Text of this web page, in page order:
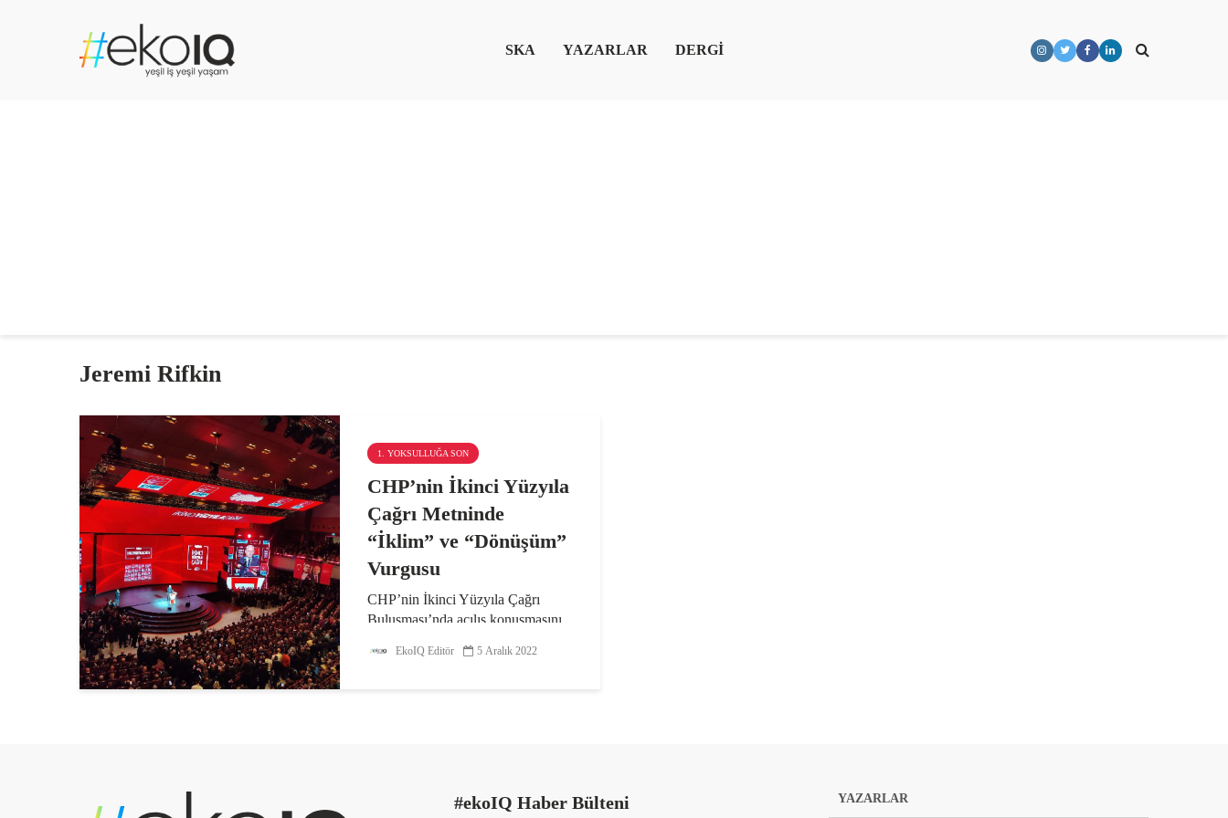
SKA YAZARLAR DERGİ
Jeremi Rifkin
1. YOKSULLUĞA SON
CHP’nin İkinci Yüzyıla
Çağrı Metninde
“İklim” ve “Dönüşüm”
Vurgusu
CHP’nin İkinci Yüzyıla Çağrı
Buluşması’nda açılış konuşmasını
bir güç birliğinden söz ederek, “70
EkoIQ Editör 5 Aralık 2022
#ekoIQ Haber Bülteni YAZARLAR